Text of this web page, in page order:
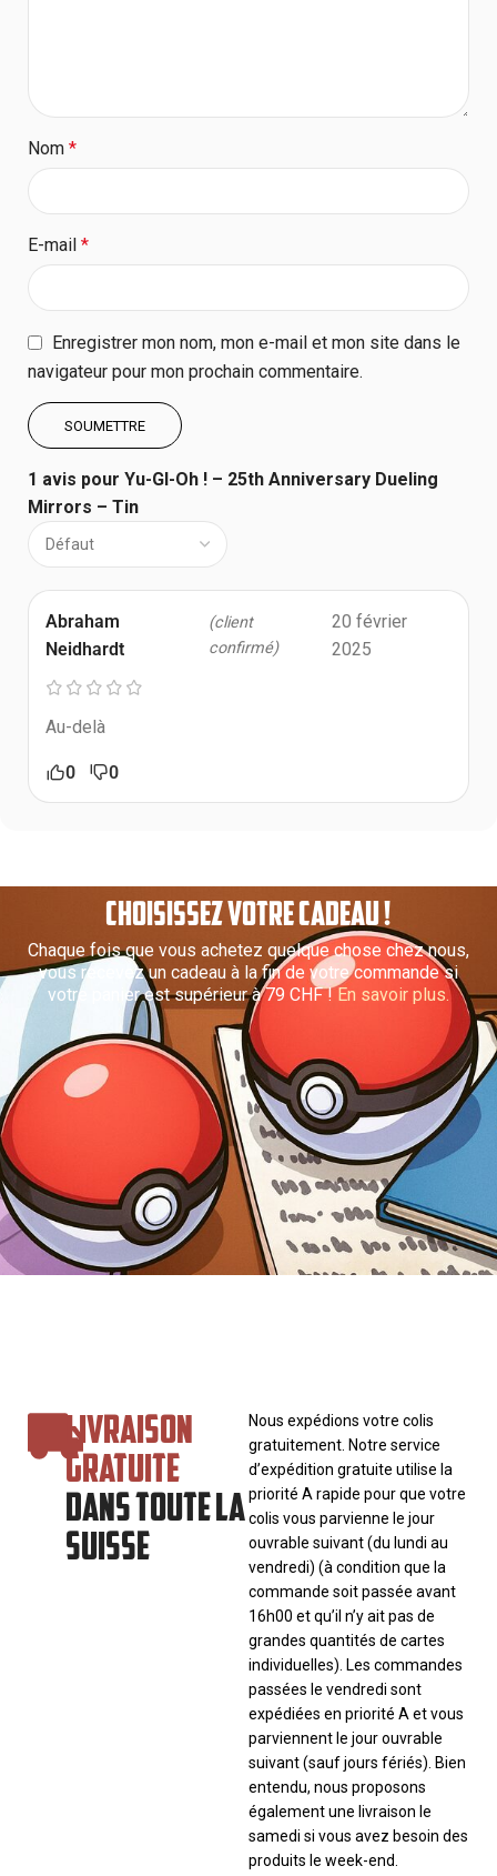
1 avis pour Yu-GI-Oh ! – 25th Anniversary Dueling
Mirrors – Tin
Abraham
Neidhardt
(client
confirmé)
20 février
2025
Au-delà
0 0
Nom *
E-mail *
Enregistrer mon nom, mon e-mail et mon site dans le
navigateur pour mon prochain commentaire.
CHOISISSEZ VOTRE CADEAU !
Chaque fois que vous achetez quelque chose chez nous,
vous recevez un cadeau à la fin de votre commande si
votre panier est supérieur à 79 CHF !En savoir plus.
LIVRAISON
GRATUITE
DANS TOUTE LA
SUISSE
Nous expédions votre colis
gratuitement. Notre service
d’expédition gratuite utilise la
priorité A rapide pour que votre
colis vous parvienne le jour
ouvrable suivant (du lundi au
vendredi) (à condition que la
commande soit passée avant
16h00 et qu’il n’y ait pas de
grandes quantités de cartes
individuelles). Les commandes
passées le vendredi sont
expédiées en priorité A et vous
parviennent le jour ouvrable
suivant (sauf jours fériés). Bien
entendu, nous proposons
également une livraison le
samedi si vous avez besoin des
produits le week-end.